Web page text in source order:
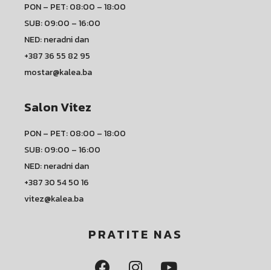
PON – PET: 08:00 – 18:00
SUB: 09:00 – 16:00
NED: neradni dan
+387 36 55 82 95
mostar@kalea.ba
Salon Vitez
PON – PET: 08:00 – 18:00
SUB: 09:00 – 16:00
NED: neradni dan
+387 30 54 50 16
vitez@kalea.ba
PRATITE NAS